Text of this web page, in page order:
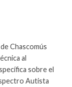
Chascomús
al
sobre el
Autista